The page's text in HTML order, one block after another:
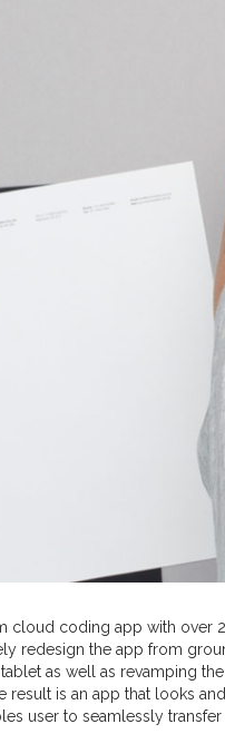
cloud coding app with over
redesign the app from
as well as revamping
result is an app that looks
user to seamlessly